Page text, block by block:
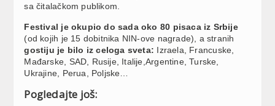
sa čitalačkom publikom.
Festival je okupio do sada oko 80 pisaca iz Srbije
(od kojih je 15 dobitnika NIN-ove nagrade), a stranih
gostiju je bilo iz celoga sveta: Izraela, Francuske,
Mađarske, SAD, Rusije, Italije,Argentine, Turske,
Ukrajine, Perua, Poljske…
Pogledajte još: